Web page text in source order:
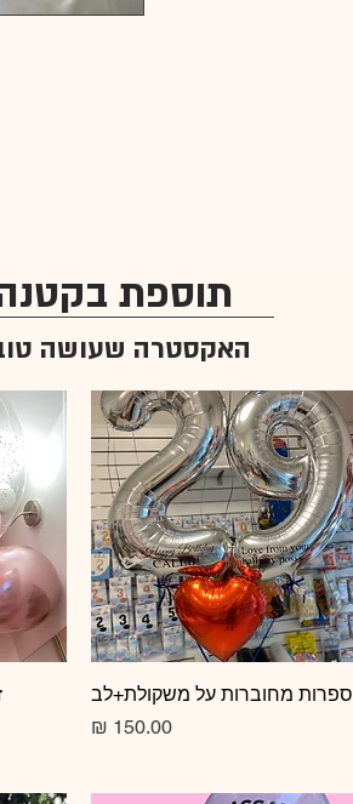
תוספת
האקסטרה שעושה
תצוגה מהירה
ספרות מחוברות על משקולת+לב
מחיר